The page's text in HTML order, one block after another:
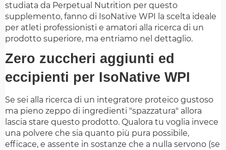
studiata da Perpetual Nutrition per questo
supplemento, fanno di IsoNative WPI la scelta ideale
per atleti professionisti e amatori alla ricerca di un
prodotto superiore, ma entriamo nel dettaglio.
Zero zuccheri aggiunti ed
eccipienti per IsoNative WPI
Se sei alla ricerca di un integratore proteico gustoso
ma pieno zeppo di ingredienti "spazzatura" allora
lascia stare questo prodotto. Qualora tu voglia invece
una polvere che sia quanto più pura possibile,
efficace, e assente in sostanze che a nulla servono (se